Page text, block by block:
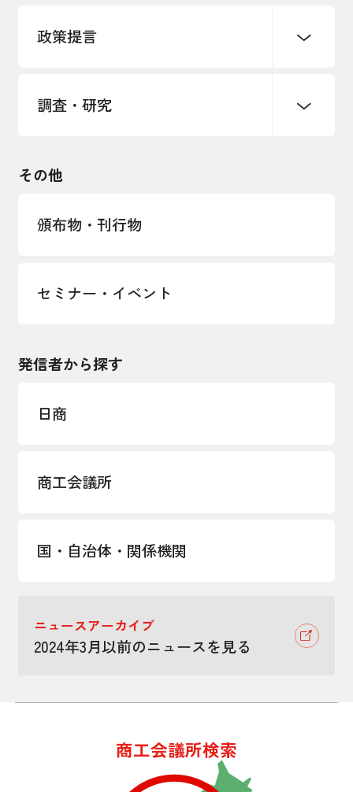
海外情報レポート
安全保障貿易管理・技術流出防止に関す
経営者保証に関するガイドライン
政策提言
中小企業経営
国土強靭化・社会基盤整備・震災復興
調査・研究
LOBO調査
その他
頒布物・刊行物
セミナー・イベント
発信者から探す
日商
商工会議所
国・自治体・関係機関
ニュースアーカイブ
2024年3月以前のニュースを見る
商工会議所検索